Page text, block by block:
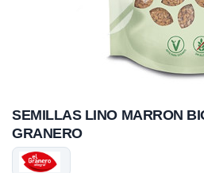
SEMILLAS LINO MARRON
GRANERO